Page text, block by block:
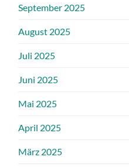
September 2025
August 2025
Juli 2025
Juni 2025
Mai 2025
April 2025
März 2025